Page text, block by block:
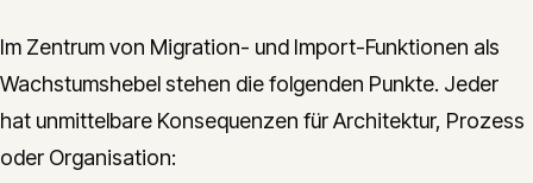
Im Zentrum von Migration- und Import-Funktionen als
Wachstumshebel stehen die folgenden Punkte. Jeder
hat unmittelbare Konsequenzen für Architektur, Prozess
oder Organisation: